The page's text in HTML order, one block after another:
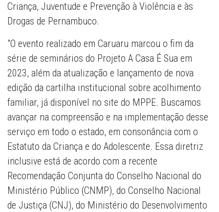
Criança, Juventude e Prevenção à Violência e às
Drogas de Pernambuco.
"O evento realizado em Caruaru marcou o fim da
série de seminários do Projeto A Casa É Sua em
2023, além da atualização e lançamento de nova
edição da cartilha institucional sobre acolhimento
familiar, já disponível no site do MPPE. Buscamos
avançar na compreensão e na implementação desse
serviço em todo o estado, em consonância com o
Estatuto da Criança e do Adolescente. Essa diretriz
inclusive está de acordo com a recente
Recomendação Conjunta do Conselho Nacional do
Ministério Público (CNMP), do Conselho Nacional
de Justiça (CNJ), do Ministério do Desenvolvimento